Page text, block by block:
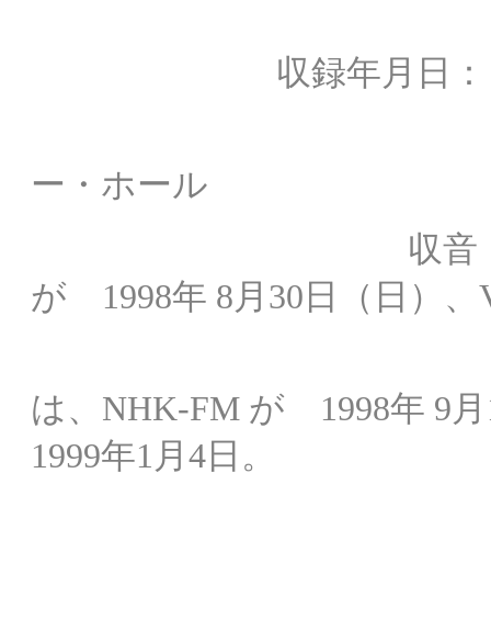
収録年月日
ー・ホール
収音： NHK。
が 1998年 8月30日（日）、
は、NHK-FM が 1998年 9
1999年1月4日。